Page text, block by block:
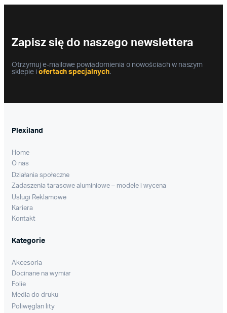
wybrać
Zapisz się do naszego newslettera
Otrzymuj e-mailowe powiadomienia o nowościach w naszym
sklepie i ofertach specjalnych.
Plexiland
Home
O nas
Działania społeczne
Zadaszenia tarasowe aluminiowe – modele i wycena
Usługi Reklamowe
Kariera
Kontakt
Kategorie
Akcesoria
Docinane na wymiar
Folie
Media do druku
Poliwęglan lity